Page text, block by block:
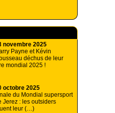
novembre 2025
Payne et Kévin
déchus de leur
mondial 2025 !
octobre 2025
du Mondial supersport
Jerez : les outsiders
leur (…)